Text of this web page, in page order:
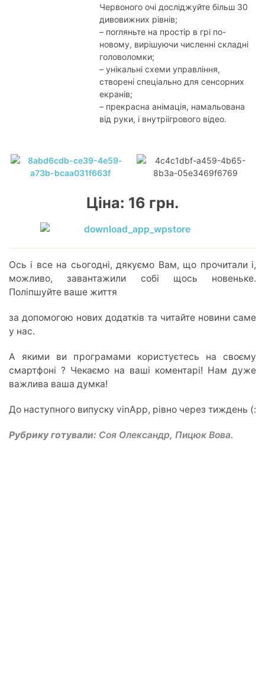
Червоного очі досліджуйте більш 30
дивовижних рівнів;
– погляньте на простір в грі по-
новому, вирішуючи численні складні
головоломки;
– унікальні схеми управління,
створені спеціально для сенсорних
екранів;
– прекрасна анімація, намальована
від руки, і внутріігрового відео.
Ціна: 16 грн.
Ось і все на сьогодні, дякуємо Вам, що прочитали і,
можливо, завантажили собі щось новеньке.
Поліпшуйте ваше життя
за допомогою нових додатків та читайте новини саме
у нас.
А якими ви програмами користуєтесь на своєму
смартфоні ? Чекаємо на ваші коментарі! Нам дуже
важлива ваша думка!
До наступного випуску vinApp, рівно через тиждень (:
Рубрику готували: Соя Олександр, Пицюк Вова.